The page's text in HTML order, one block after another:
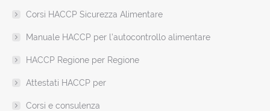
windowwindowwindowwindowwindowwindow
new
Corsi HACCP Sicurezza Alimentare
Manuale HACCP per l’autocontrollo alimentare
HACCP Regione per Regione
Attestati HACCP per
Corsi e consulenza